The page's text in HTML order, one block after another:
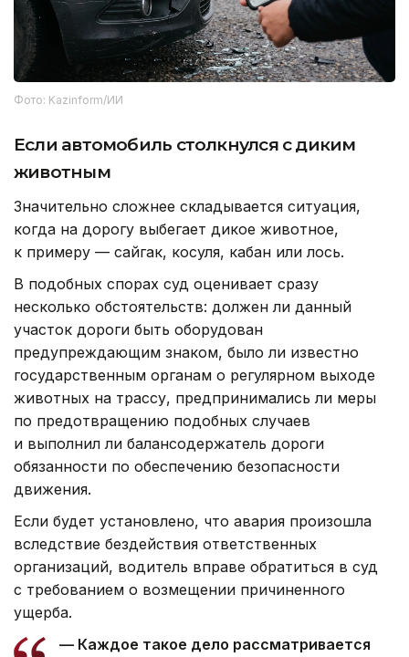
Фото: Kazinform/ИИ
Если автомобиль столкнулся с диким
животным
Значительно сложнее складывается ситуация,
когда на дорогу выбегает дикое животное,
к примеру — сайгак, косуля, кабан или лось.
В подобных спорах суд оценивает сразу
несколько обстоятельств: должен ли данный
участок дороги быть оборудован
предупреждающим знаком, было ли известно
государственным органам о регулярном выходе
животных на трассу, предпринимались ли меры
по предотвращению подобных случаев
и выполнил ли балансодержатель дороги
обязанности по обеспечению безопасности
движения.
Если будет установлено, что авария произошла
вследствие бездействия ответственных
организаций, водитель вправе обратиться в суд
с требованием о возмещении причиненного
ущерба.
— Каждое такое дело рассматривается